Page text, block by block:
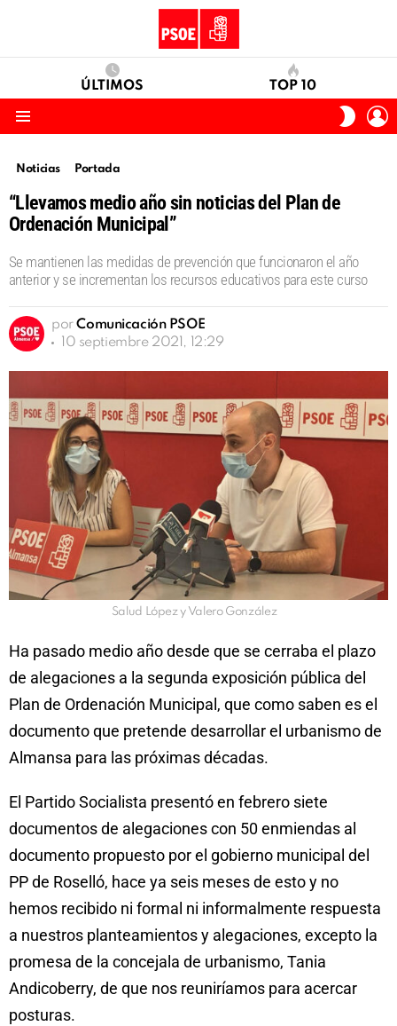
ÚLTIMOS TOP 10
SKIN
Noticias Portada
“Llevamos medio año sin noticias del Plan de
Ordenación Municipal”
Se mantienen las medidas de prevención que funcionaron el año
anterior y se incrementan los recursos educativos para este curso
por Comunicación PSOE
10 septiembre 2021, 12:29
Salud López y Valero González
Ha pasado medio año desde que se cerraba el plazo
de alegaciones a la segunda exposición pública del
Plan de Ordenación Municipal, que como saben es el
documento que pretende desarrollar el urbanismo de
Almansa para las próximas décadas.
El Partido Socialista presentó en febrero siete
documentos de alegaciones con 50 enmiendas al
documento propuesto por el gobierno municipal del
PP de Roselló, hace ya seis meses de esto y no
hemos recibido ni formal ni informalmente respuesta
a nuestros planteamientos y alegaciones, excepto la
promesa de la concejala de urbanismo, Tania
Andicoberry, de que nos reuniríamos para acercar
posturas.